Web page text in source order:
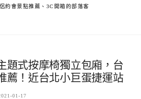
約會景點推薦、3C開箱的部落客
題式按摩椅獨立包廂，台
薦！近台北小巨蛋捷運站
01-17